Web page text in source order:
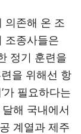
의존해 온 조
조종사들은
정기 훈련을
을 위해선 항
가 필요하다는
해 국내에서
계열과 제주